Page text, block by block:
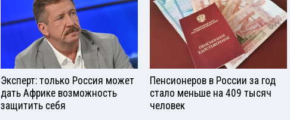
Эксперт: только Россия может
дать Африке возможность
защитить себя
Пенсионеров в России за год
стало меньше на 409 тысяч
человек